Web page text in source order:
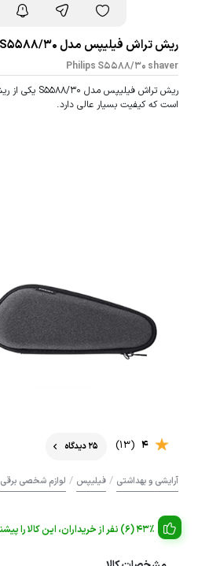
ریش تراش فیلیپس مدل S5588/30
Philips S5588/30 shaver
است که کیفیت بسیار عالی دارد.
4
(13) 25 دیدگاه
آرایشی و بهداشتی / فیلیپس / لوازم شخصی برقی
43% (6) نفر از خریداران، این کالا را پیشنهاد کرده اند